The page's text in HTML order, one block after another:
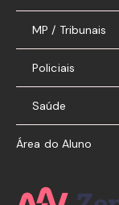
MP / Tribunais
Policiais
Saúde
Área do Aluno